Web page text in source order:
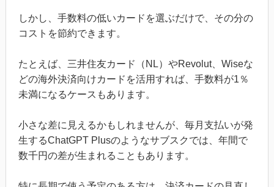
しかし、手数料の低いカードを選ぶだけで、その分の
コストを節約できます。
たとえば、三井住友カード（NL）やRevolut、Wiseな
どの海外決済向けカードを活用すれば、手数料が1％
未満になるケースもあります。
小さな差に見えるかもしれませんが、毎月支払いが発
生するChatGPT Plusのようなサブスクでは、年間で
数千円の差が生まれることもあります。